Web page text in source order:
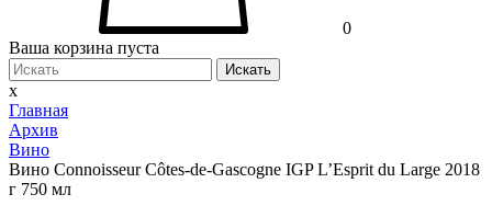
0
Ваша корзина пуста
Искать
x
Главная
Архив
Вино
Вино Connoisseur Côtes-de-Gascogne IGP L’Esprit du Large 2018
г 750 мл